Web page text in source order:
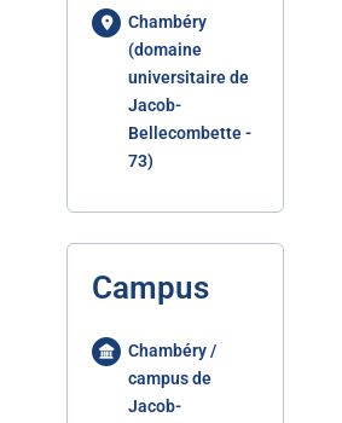
Chambéry
(domaine
universitaire de
Jacob-
Bellecombette -
73)
Campus
Chambéry /
campus de
Jacob-